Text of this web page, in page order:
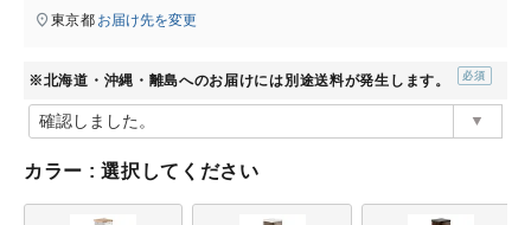
東京都 お届け先を変更
※北海道・沖縄・離島へのお届けには別途送料が発生します。
須)
カラー 選択してください